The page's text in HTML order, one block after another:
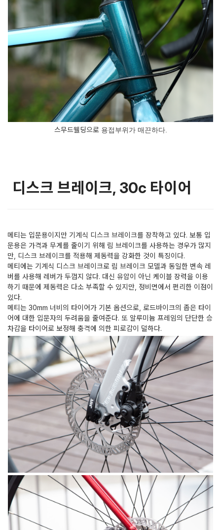
스무드웰딩으로 용접부위가 매끈하다.
디스크 브레이크, 30c 타이어
메티는 입문용이지만 기계식 디스크 브레이크를 장착하고 있다. 보통 입
문용은 가격과 무게를 줄이기 위해 림 브레이크를 사용하는 경우가 많지
만, 디스크 브레이크를 적용해 제동력을 강화한 것이 특징이다.
메티에는 기계식 디스크 브레이크로 림 브레이크 모델과 동일한 변속 레
버를 사용해 레버가 두껍지 않다. 대신 유압이 아닌 케이블 장력을 이용
하기 때문에 제동력은 다소 부족할 수 있지만, 정비면에서 편리한 이점이
있다.
메티는 30mm 너비의 타이어가 기본 옵션으로, 로드바이크의 좁은 타이
어에 대한 입문자의 두려움을 줄여준다. 또 알루미늄 프레임의 단단한 승
차감을 타이어로 보정해 충격에 의한 피로감이 덜하다.